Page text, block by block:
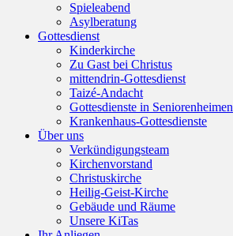
Spieleabend
Asylberatung
Gottesdienst
Kinderkirche
Zu Gast bei Christus
mittendrin-Gottesdienst
Taizé-Andacht
Gottesdienste in Seniorenheimen
Krankenhaus-Gottesdienste
Über uns
Verkündigungsteam
Kirchenvorstand
Christuskirche
Heilig-Geist-Kirche
Gebäude und Räume
Unsere KiTas